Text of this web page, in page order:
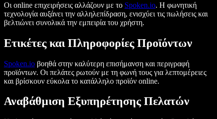
Οι online επιχειρήσεις αλλάζουν με το Spoken.io. Η φωνητική
τεχνολογία αυξάνει την αλληλεπίδραση, ενισχύει τις πωλήσεις και
βελτιώνει συνολικά την εμπειρία του χρήστη.
Ετικέτες και Πληροφορίες Προϊόντων
Spoken.io βοηθά στην καλύτερη επισήμανση και περιγραφή
προϊόντων. Οι πελάτες ρωτούν με τη φωνή τους για λεπτομέρειες
και βρίσκουν εύκολα το κατάλληλο προϊόν online.
Αναβάθμιση Εξυπηρέτησης Πελατών